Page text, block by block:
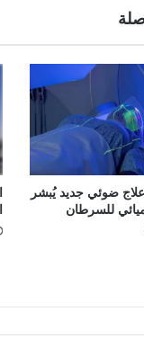
ضوئي جديد يُبشر
للسرطان